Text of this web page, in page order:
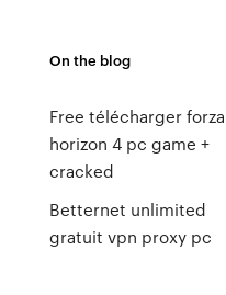
On the blog
Free télécharger forza
horizon 4 pc game +
cracked
Betternet unlimited
gratuit vpn proxy pc